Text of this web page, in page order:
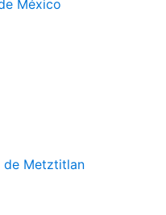
México
de Metztitlan